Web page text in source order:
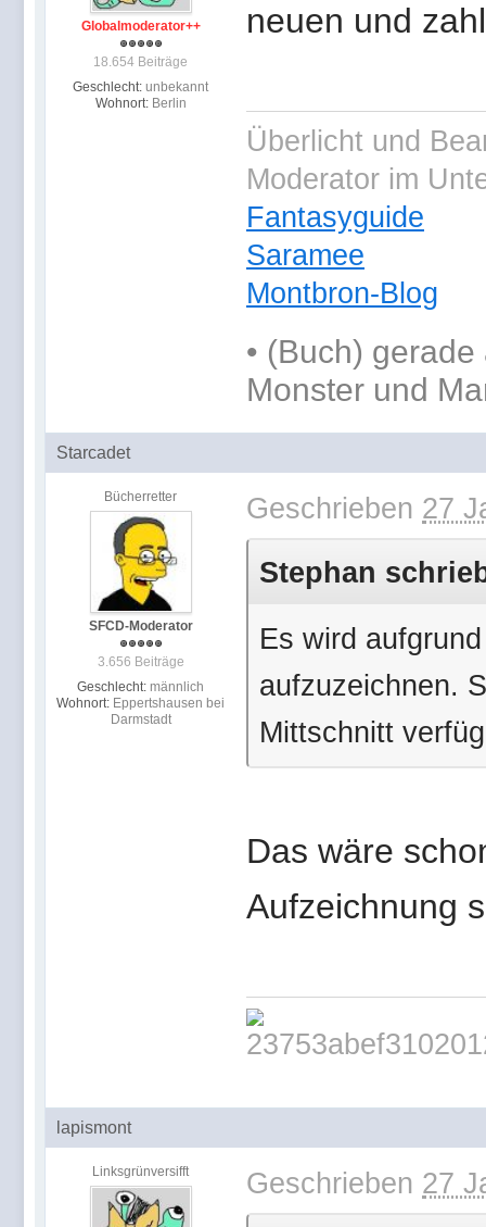
Globalmoderator++
18.654 Beiträge
Geschlecht: unbekannt
Wohnort: Berlin
neuen und
Überlicht und
Moderator im
Fantasyguide
Saramee
Montbron-Blog
• (Buch) gerade
Monster und
Starcadet
Bücherretter
SFCD-Moderator
3.656 Beiträge
Geschlecht: männlich
Wohnort: Eppertshausen bei
Darmstadt
Geschrieben 27
Stephan
Es wird
aufzuzeichnen.
Mittschnitt
Das wäre
Aufzeichnung
lapismont
Linksgrünversifft Geschrieben 27